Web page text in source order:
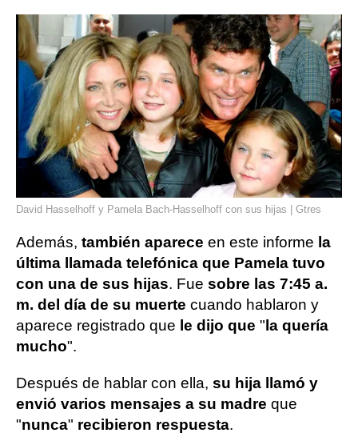
David Hasselhoff y Pamela Bach-Hasselhoff con sus hijas | Gtres
Además, también aparece en este informe la
última llamada telefónica que Pamela tuvo
con una de sus hijas. Fue sobre las 7:45 a.
m. del día de su muerte cuando hablaron y
aparece registrado que le dijo que " la quería
mucho".
Después de hablar con ella, su hija llamó y
envió varios mensajes a su madre que
"nunca" recibieron respuesta.